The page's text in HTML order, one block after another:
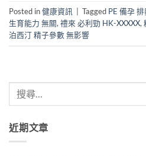
Posted in健康資訊 Tagged PE 備孕
生育能力 無關, 禮來 必利勁 HK-XXXXX,
泊西汀 精子參數 無影響
近期文章